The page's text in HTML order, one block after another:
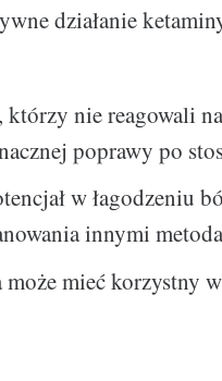
działanie
którzy nie reagowali
poprawy po
w łagodzeniu
innymi
mieć korzystny